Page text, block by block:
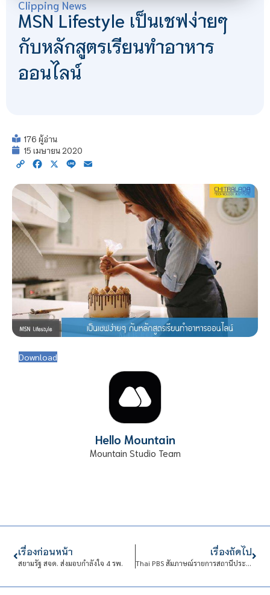
Clipping News
MSN Lifestyle เป็นเชฟง่ายๆ
กับหลักสูตรเรียนทำอาหาร
ออนไลน์
176 ผู้อ่าน
15 เมษายน 2020
Copy Facebook
X Line
Download
Hello Mountain
Mountain Studio Team
เรื่องก่อนหน้า
สยามรัฐ สจด. ส่งมอบกำลังใจ 4 รพ.
เรื่องถัดไป
Thai PBS สัมภาษณ์รายการสถานีประชาน สจด. สอนทำอาหารออนไลน์ฟรี สู้ COVID-19